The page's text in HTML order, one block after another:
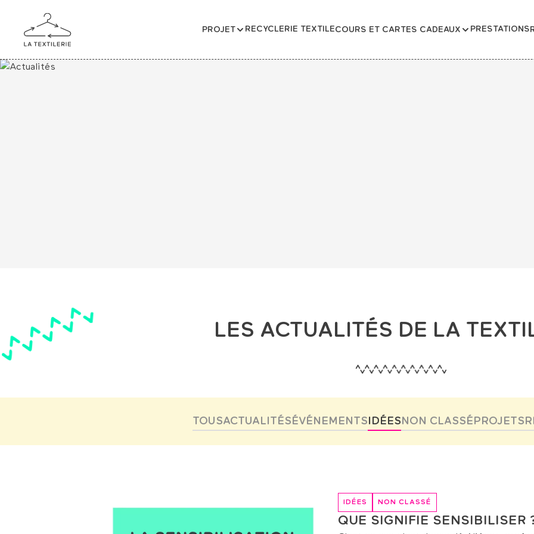
PROJET RECYCLERIE TEXTILECOURS ET CARTES CADEAUX PRESTATIONS
LES ACTUALITÉS DE LA
TOUSACTUALITÉSÉVÉNEMENTSIDÉESNON CLASSÉPROJETS
IDÉES NON CLASSÉ
QUE SIGNIFIE SENSIBILISER